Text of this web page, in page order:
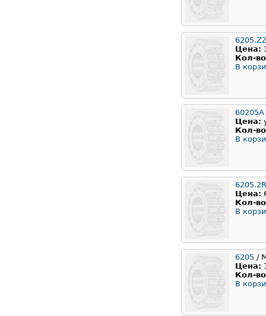
Цена:
Кол-
В
60205А
Цена:
Кол-
В
Цена:
Кол-
В
6205 /
Цена:
Кол-
В